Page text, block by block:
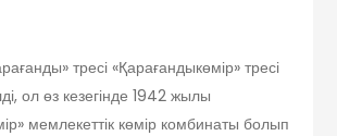
тресі «Қарағандыкөмір» тресі
ол өз кезегінде 1942 жылы
мемлекеттік көмір комбинаты болып